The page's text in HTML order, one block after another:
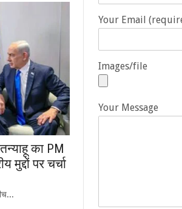
का PM
मुद्दों पर चर्चा
Your Email
Images/file
Your Message